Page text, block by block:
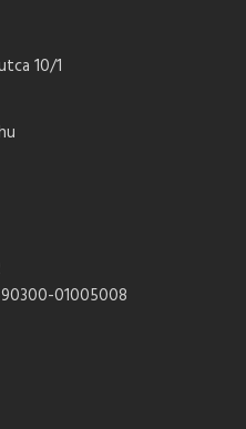
10/1
01005008